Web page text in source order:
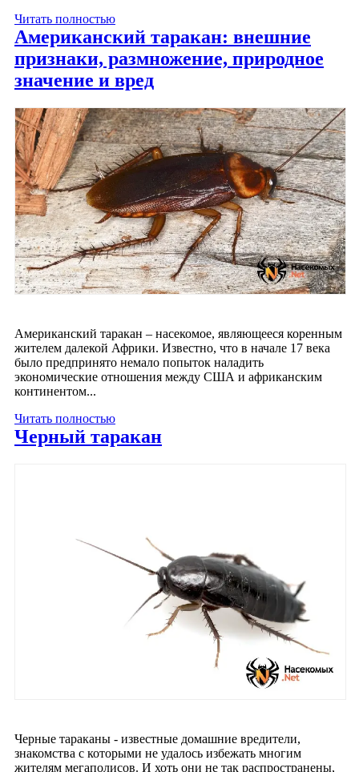
Читать полностью
Американский таракан: внешние
признаки, размножение, природное
значение и вред
Американский таракан – насекомое, являющееся коренным
жителем далекой Африки. Известно, что в начале 17 века
было предпринято немало попыток наладить
экономические отношения между США и африканским
континентом...
Читать полностью
Черный таракан
Черные тараканы - известные домашние вредители,
знакомства с которыми не удалось избежать многим
жителям мегаполисов. И хоть они не так распространены,